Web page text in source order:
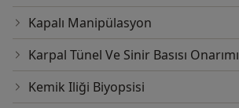
Kapalı Manipülasyon
Karpal Tünel Ve Sinir Basısı Onarımı
Kemik Iliği Biyopsisi